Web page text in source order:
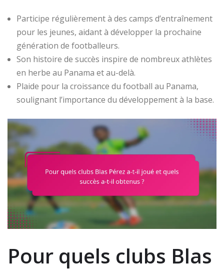
Participe régulièrement à des camps d’entraînement
pour les jeunes, aidant à développer la prochaine
génération de footballeurs.
Son histoire de succès inspire de nombreux athlètes
en herbe au Panama et au-delà.
Plaide pour la croissance du football au Panama,
soulignant l’importance du développement à la base.
Pour quels clubs Blas